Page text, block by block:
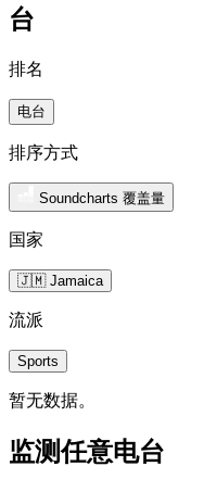
台
排名
电台
排序方式
Soundcharts 覆盖量
国家
🇯🇲 Jamaica
流派
Sports
暂无数据。
监测任意电台